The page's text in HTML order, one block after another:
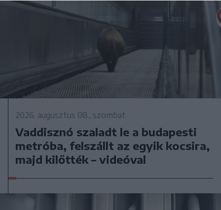
2026. augusztus 08., szombat
Vaddisznó szaladt le a budapesti
metróba, felszállt az egyik kocsira,
majd kilőtték – videóval